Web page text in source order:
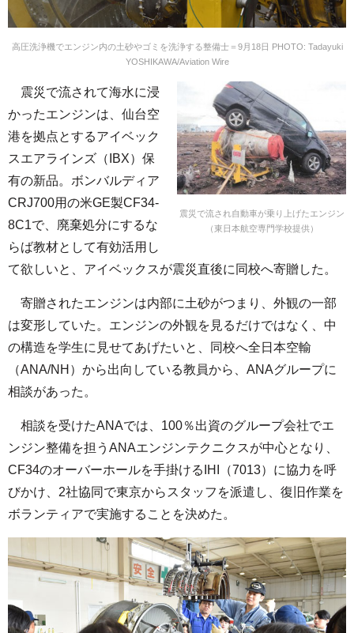
高圧洗浄機でエンジン内の土砂やゴミを洗浄する整備士＝9月18日 PHOTO: Tadayuki
YOSHIKAWA/Aviation Wire
震災で流され自動車が乗り上げたエンジン
（東日本航空専門学校提供）
震災で流されて海水に浸
かったエンジンは、仙台空
港を拠点とするアイベック
スエアラインズ（IBX）保
有の新品。ボンバルディア
CRJ700用の米GE製CF34-
8C1で、廃棄処分にするな
らば教材として有効活用し
て欲しいと、アイベックスが震災直後に同校へ寄贈した。
寄贈されたエンジンは内部に土砂がつまり、外観の一部
は変形していた。エンジンの外観を見るだけではなく、中
の構造を学生に見せてあげたいと、同校へ全日本空輸
（ANA/NH）から出向している教員から、ANAグループに
相談があった。
相談を受けたANAでは、100％出資のグループ会社でエ
ンジン整備を担うANAエンジンテクニクスが中心となり、
CF34のオーバーホールを手掛けるIHI（7013）に協力を呼
びかけ、2社協同で東京からスタッフを派遣し、復旧作業を
ボランティアで実施することを決めた。